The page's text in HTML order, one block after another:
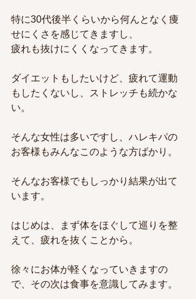
特に30代後半くらいから何んとなく痩
せにくさを感じてきますし、
疲れも抜けにくくなってきます。
ダイエットもしたいけど、疲れて運動
もしたくないし、ストレッチも続かな
い。
そんな女性は多いですし、ハレキパの
お客様もみんなこのような方ばかり。
そんなお客様でもしっかり結果が出て
います。
はじめは、まず体をほぐして巡りを整
えて、疲れを抜くことから。
徐々にお体が軽くなっていきますの
で、その次は食事を意識してみます。